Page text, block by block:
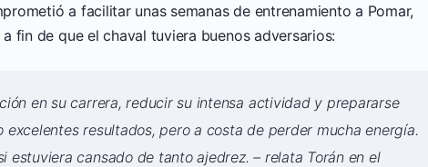
a facilitar unas semanas de entrenamiento a Pomar,
fin de que el chaval tuviera buenos adversarios:
en su carrera, reducir su intensa actividad y prepararse
resultados, pero a costa de perder mucha energía.
estuviera cansado de tanto ajedrez. – relata Torán en el